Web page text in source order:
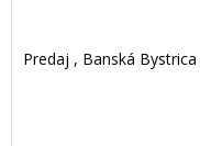
Predaj , Banská Bystrica